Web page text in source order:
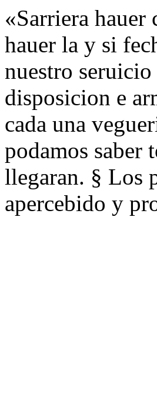
«Sarriera hauer
hauer la y si
nuestro
disposicion e
cada una
podamos saber
llegaran. § Los
apercebido y